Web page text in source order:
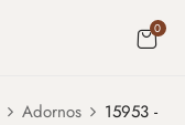
0
Adornos
15953 -